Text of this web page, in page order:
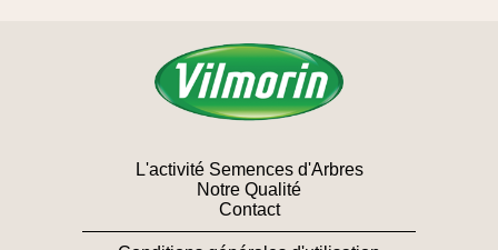
L'activité Semences d'Arbres
Notre Qualité
Contact